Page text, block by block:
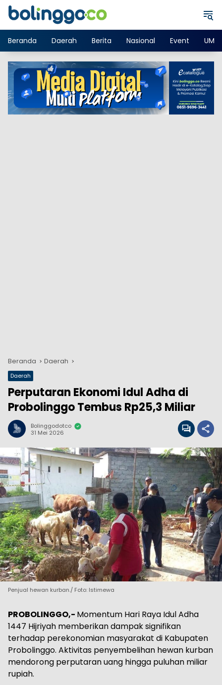
Langsung
Beranda
Daerah Berita Nasional Event
Beranda Daerah
Daerah
Perputaran Ekonomi Idul Adha di
Probolinggo Tembus Rp25,3 Miliar
Bolinggodotco
31 Mei 2026
Penjual hewan kurban./ Foto: Istimewa
PROBOLINGGO,- Momentum Hari Raya Idul Adha
1447 Hijriyah memberikan dampak signifikan
terhadap perekonomian masyarakat di Kabupaten
Probolinggo. Aktivitas penyembelihan hewan kurban
mendorong perputaran uang hingga puluhan miliar
rupiah.